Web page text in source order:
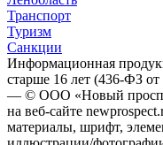
Транспорт
Туризм
Санкции
Информационная
старше 16 лет (436-ФЗ
— © ООО «Новый
на веб-сайте
материалы, шрифт,